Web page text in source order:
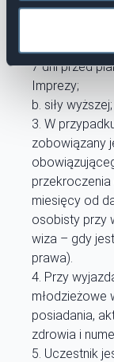
a. zgłoszenia
minimalna
7 dni przed
Imprezy;
b. siły wyższej;
W
zobowiązany
miesięcy od
osobisty przy
wiza – gdy
prawa).
Przy
młodzieżowe
posiadania,
zdrowia i
Uczestnik